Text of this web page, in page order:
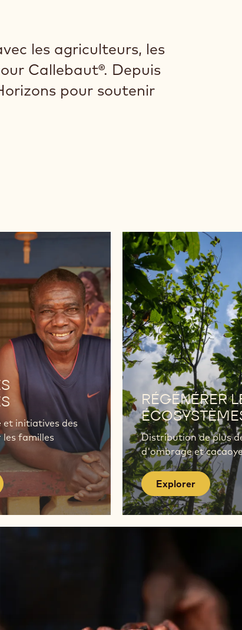
les agriculteurs, les
Callebaut®. Depuis
pour soutenir
initiatives des
familles
RÉGÉNÉRER
Distribution de plus
d'ombrage et
Explorer
Explorer
Explorer